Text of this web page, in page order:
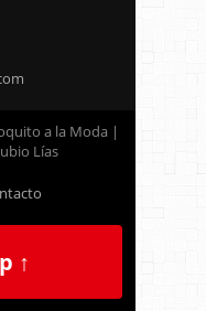
a la Moda |
Lías
↑